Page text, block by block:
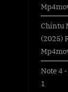
Chintu
(2025)
Note 4
1